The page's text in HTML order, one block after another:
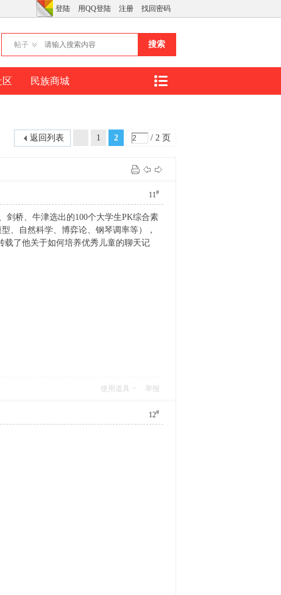
登陆 用QQ登陆 注册 找回密码
帖子 搜索
区 民族商城
1 2 / 2 页
返回列表
11#
、牛津选出的100个大学生PK综合素
、自然科学、博弈论、钢琴调率等），
载了他关于如何培养优秀儿童的聊天记
。
使用道具 举报
12#